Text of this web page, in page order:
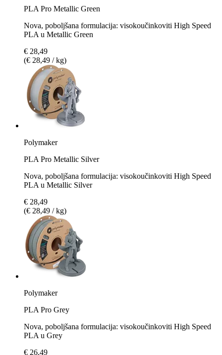
PLA Pro Metallic Green
Nova, poboljšana formulacija: visokoučinkoviti High Speed
PLA u Metallic Green
€ 28,49
(€ 28,49 / kg)
Polymaker
PLA Pro Metallic Silver
Nova, poboljšana formulacija: visokoučinkoviti High Speed
PLA u Metallic Silver
€ 28,49
(€ 28,49 / kg)
Polymaker
PLA Pro Grey
Nova, poboljšana formulacija: visokoučinkoviti High Speed
PLA u Grey
€ 26,49